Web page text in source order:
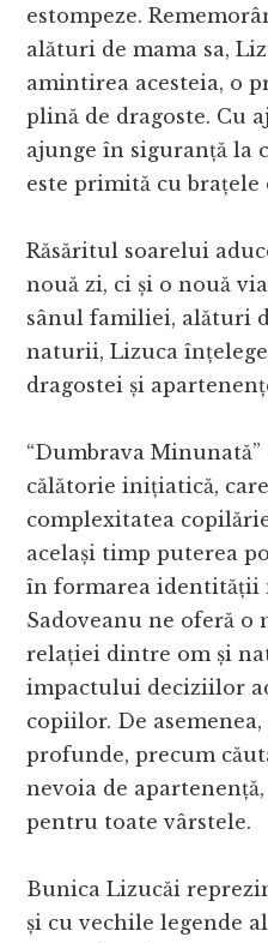
estompeze.
alături de mama sa,
amintirea acesteia, o
plină de dragoste. Cu
ajunge în siguranță la
este primită cu brațele
Răsăritul soarelui
nouă zi, ci și o nouă
sânul familiei, alături
naturii, Lizuca
dragostei și
“Dumbrava Minunată”
călătorie inițiatică,
complexitatea
același timp puterea
în formarea identității
Sadoveanu ne oferă o
relației dintre om și
impactului deciziilor
copiilor. De
profunde, precum
nevoia de
pentru toate vârstele.
Bunica Lizucăi
și cu vechile legende